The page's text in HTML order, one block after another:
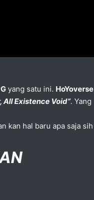
yang satu ini. HoYoverse
All Existence Void”. Yang
kan hal baru apa saja sih